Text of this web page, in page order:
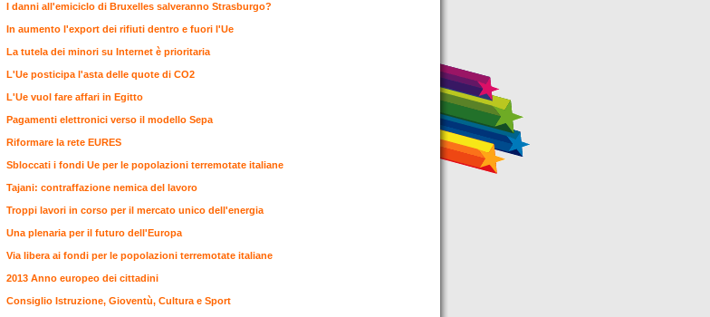
I danni all'emiciclo di Bruxelles salveranno Strasburgo?
In aumento l'export dei rifiuti dentro e fuori l'Ue
La tutela dei minori su Internet è prioritaria
L'Ue posticipa l'asta delle quote di CO2
L'Ue vuol fare affari in Egitto
Pagamenti elettronici verso il modello Sepa
Riformare la rete EURES
Sbloccati i fondi Ue per le popolazioni terremotate italiane
Tajani: contraffazione nemica del lavoro
Troppi lavori in corso per il mercato unico dell'energia
Una plenaria per il futuro dell'Europa
Via libera ai fondi per le popolazioni terremotate italiane
2013 Anno europeo dei cittadini
Consiglio Istruzione, Gioventù, Cultura e Sport